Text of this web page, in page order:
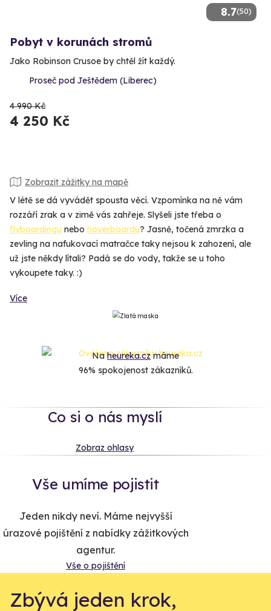
8.7(50)
Pobyt v korunách stromů
Jako Robinson Crusoe by chtěl žít každý.
Proseč pod Ještědem (Liberec)
4 990 Kč
4 250 Kč
Zobrazit zážitky na mapě
V létě se dá vyvádět spousta věcí. Vzpomínka na ně vám
rozzáří zrak a v zimě vás zahřeje. Slyšeli jste třeba o
flyboardingu nebo hoverboardu? Jasně, točená zmrzka a
zevling na nafukovací matračce taky nejsou k zahození, ale
už jste někdy lítali? Padá se do vody, takže se u toho
vykoupete taky. :)
Více
Naheureka.czmáme
96% spokojenost zákazníků.
Co si o nás myslí
Zobraz ohlasy
Vše umíme pojistit
Jeden nikdy neví. Máme nejvyšší
úrazové pojištění z nabídky zážitkových
agentur.
Vše o pojištění
Zbývá jeden krok,